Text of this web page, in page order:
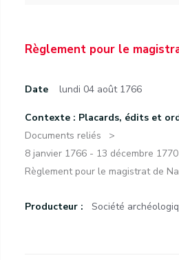
Règlement pour le
Date lundi 04 août 1766
Contexte : Placards, édits et
Documents reliés
8 janvier 1766 - 13 décembre 1770
Règlement pour le magistrat de
Producteur : Société